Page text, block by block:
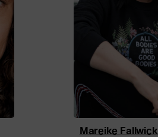
Mareike